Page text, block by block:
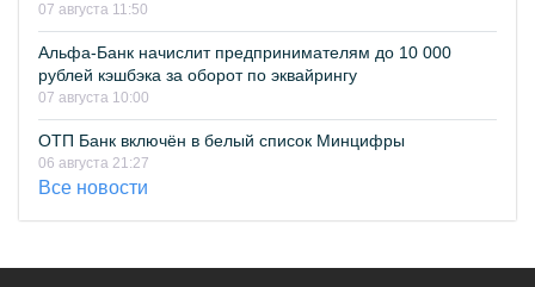
07 августа 11:50
Альфа-Банк начислит предпринимателям до 10 000
рублей кэшбэка за оборот по эквайрингу
07 августа 10:00
ОТП Банк включён в белый список Минцифры
06 августа 21:27
Все новости